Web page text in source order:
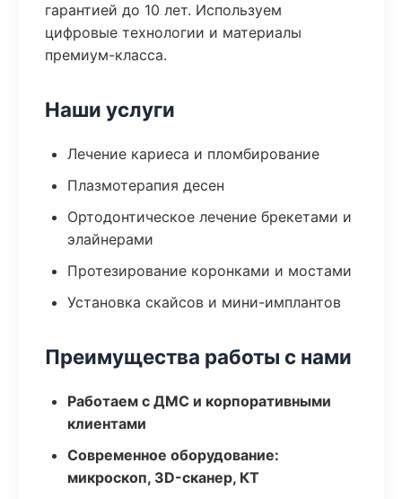
гарантией до 10 лет. Используем
цифровые технологии и материалы
премиум-класса.
Наши услуги
Лечение кариеса и пломбирование
Плазмотерапия десен
Ортодонтическое лечение брекетами и
элайнерами
Протезирование коронками и мостами
Установка скайсов и мини-имплантов
Преимущества работы с нами
Работаем с ДМС и корпоративными
клиентами
Современное оборудование:
микроскоп, 3D-сканер, КТ